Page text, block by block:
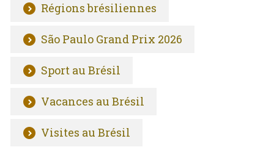
Régions brésiliennes
São Paulo Grand Prix 2026
Sport au Brésil
Vacances au Brésil
Visites au Brésil